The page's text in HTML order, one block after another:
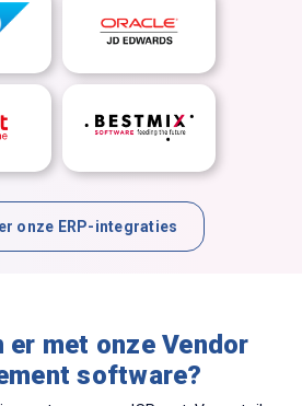
onze ERP-integraties
er met onze Vendor
software?